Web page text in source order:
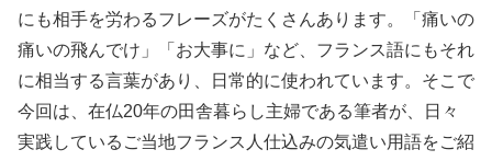
にも相手を労わるフレーズがたくさんあります。「痛いの
痛いの飛んでけ」「お大事に」など、フランス語にもそれ
に相当する言葉があり、日常的に使われています。そこで
今回は、在仏20年の田舎暮らし主婦である筆者が、日々
実践しているご当地フランス人仕込みの気遣い用語をご紹